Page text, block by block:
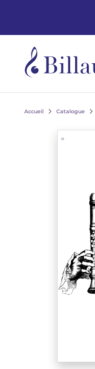
Accueil Catalogue